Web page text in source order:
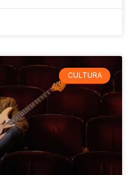
CULTURA